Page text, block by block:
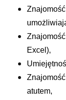
Excel),
atutem,